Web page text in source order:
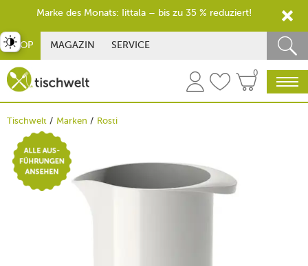
SHOP MAGAZIN SERVICE
0
Tischwelt Marken Rosti
umschalten
Marke des Monats: Iittala – bis zu 35 % reduziert!